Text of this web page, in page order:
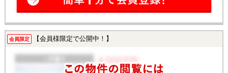
会員限定 【会員様限定で公開中！】